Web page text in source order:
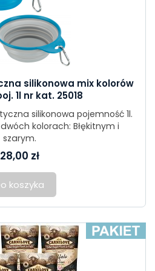
silikonowa mix kolorów
1l nr kat. 25018
silikonowa pojemność 1l.
kolorach: Błękitnym i
szarym.
28,00 zł
koszyka